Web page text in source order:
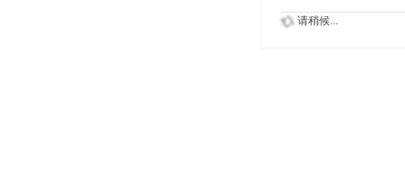
请稍候...